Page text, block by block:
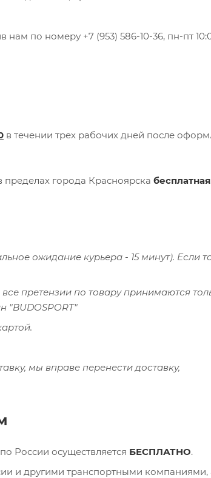
по номеру +7 (953) 586-10-36, пн-пт
в течении трех рабочих дней после
пределах города Красноярска бесплатная
ожидание курьера - 15 минут). Если
претензии по товару принимаются
"BUDOSPORT"
мы вправе перенести доставку,
России осуществляется БЕСПЛАТНО.
и другими транспортными компаниями,